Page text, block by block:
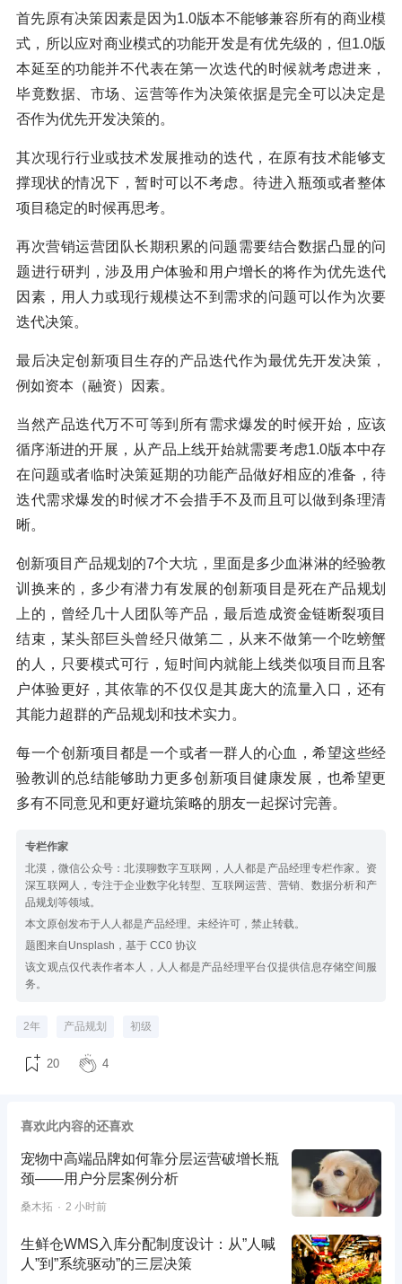
首先原有决策因素是因为1.0版本不能够兼容所有的商业模
式，所以应对商业模式的功能开发是有优先级的，但1.0版
本延至的功能并不代表在第一次迭代的时候就考虑进来，
毕竟数据、市场、运营等作为决策依据是完全可以决定是
否作为优先开发决策的。
其次现行行业或技术发展推动的迭代，在原有技术能够支
撑现状的情况下，暂时可以不考虑。待进入瓶颈或者整体
项目稳定的时候再思考。
再次营销运营团队长期积累的问题需要结合数据凸显的问
题进行研判，涉及用户体验和用户增长的将作为优先迭代
因素，用人力或现行规模达不到需求的问题可以作为次要
迭代决策。
最后决定创新项目生存的产品迭代作为最优先开发决策，
例如资本（融资）因素。
当然产品迭代万不可等到所有需求爆发的时候开始，应该
循序渐进的开展，从产品上线开始就需要考虑1.0版本中存
在问题或者临时决策延期的功能产品做好相应的准备，待
迭代需求爆发的时候才不会措手不及而且可以做到条理清
晰。
创新项目产品规划的7个大坑，里面是多少血淋淋的经验教
训换来的，多少有潜力有发展的创新项目是死在产品规划
上的，曾经几十人团队等产品，最后造成资金链断裂项目
结束，某头部巨头曾经只做第二，从来不做第一个吃螃蟹
的人，只要模式可行，短时间内就能上线类似项目而且客
户体验更好，其依靠的不仅仅是其庞大的流量入口，还有
其能力超群的产品规划和技术实力。
每一个创新项目都是一个或者一群人的心血，希望这些经
验教训的总结能够助力更多创新项目健康发展，也希望更
多有不同意见和更好避坑策略的朋友一起探讨完善。
专栏作家
北漠，微信公众号：北漠聊数字互联网，人人都是产品经理专栏作家。资
深互联网人，专注于企业数字化转型、互联网运营、营销、数据分析和产
品规划等领域。
本文原创发布于人人都是产品经理。未经许可，禁止转载。
题图来自Unsplash，基于 CC0 协议
该文观点仅代表作者本人，人人都是产品经理平台仅提供信息存储空间服
务。
2年 产品规划 初级
20 4
喜欢此内容的还喜欢
宠物中高端品牌如何靠分层运营破增长瓶
颈——用户分层案例分析
桑木拓 2 小时前
生鲜仓WMS入库分配制度设计：从”人喊
人”到”系统驱动”的三层决策